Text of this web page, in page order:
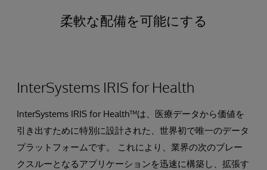
柔軟な配備を可能にする
InterSystems IRIS for Health
InterSystems IRIS for Health™は、医療データから価値を
引き出すために特別に設計された、世界初で唯一のデータ
プラットフォームです。 これにより、業界の次のブレー
クスルーとなるアプリケーションを迅速に構築し、拡張す